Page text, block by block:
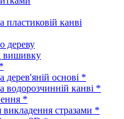
канві
дереву
вишивку
основі *
канві *
*
стразами *